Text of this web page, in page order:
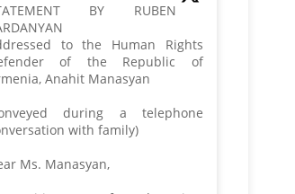
BY RUBEN
to the Human Rights
of the Republic of
Anahit Manasyan
during a telephone
with family)
Ms. Manasyan,